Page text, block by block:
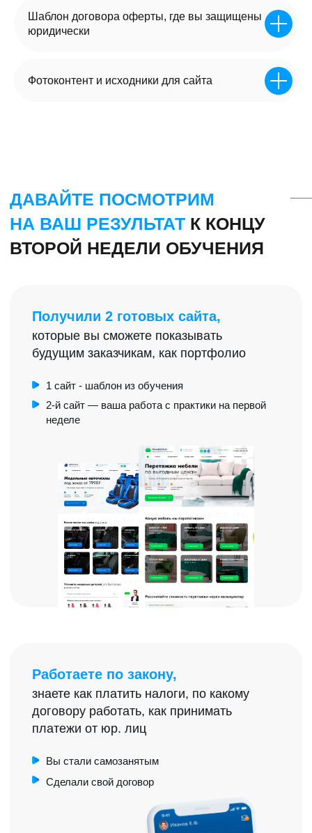
Шаблон договора оферты, где вы защищены
юридически
Фотоконтент и исходники для сайта
Стоило бы это обучение 19900?
Если бы вы уже в ближайший месяц
заработали больше, чем на наёмной
работе и могли спокойно писать
ОТВЕТЬТЕ ВСЕГО НА 3